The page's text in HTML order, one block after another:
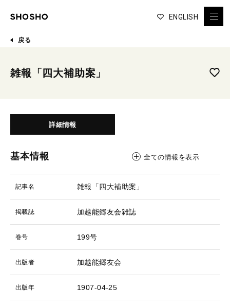
ENGLISH
戻る
雑報「四大補助案」
詳細情報
基本情報 全ての情報を表示
記事名 雑報「四大補助案」
掲載誌 加越能郷友会雑誌
巻号 199号
出版者 加越能郷友会
出版年 1907-04-25